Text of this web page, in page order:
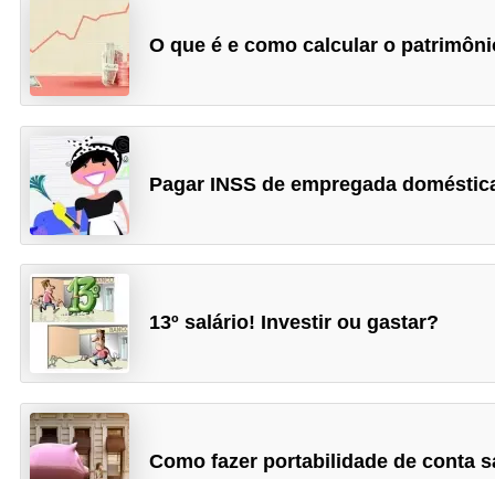
O que é e como calcular o
Pagar INSS de empregada
13º salário! Investir ou gastar?
Como fazer portabilidade de conta